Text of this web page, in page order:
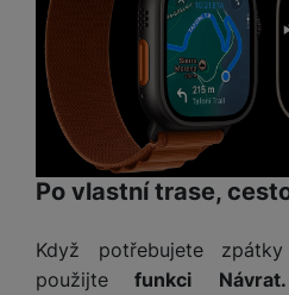
a
č
v
s
t
o
y
d
i
-
i
d
e
k
a
ří
e
ní
P
o
w
r
b
P
sl
u
e
Po vlastní trase,
Když potřebujete
použijte funkci Návrat.